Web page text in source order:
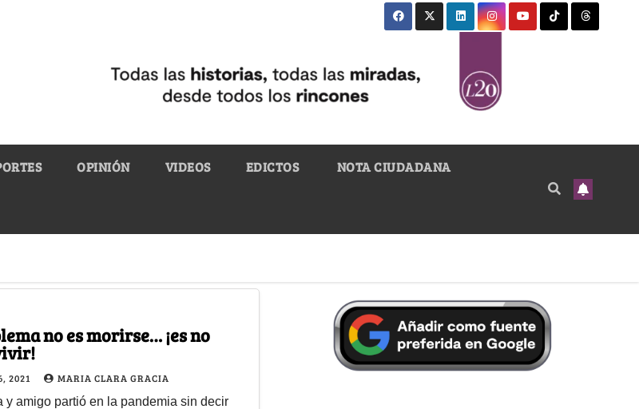
OPINIÓN VIDEOS EDICTOS NOTA CIUDADANA
no es morirse… ¡es no
2021 MARIA CLARA GRACIA
y amigo partió en la pandemia sin decir